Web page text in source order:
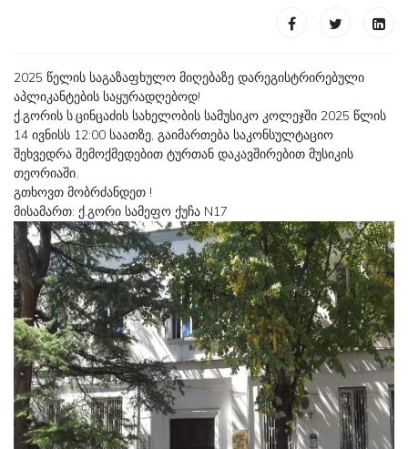
2025 წელის საგაზაფხულო მიღებაზე დარეგისტრირებული
აპლიკანტების საყურადღებოდ!
ქ.გორის ს.ცინცაძის სახელობის სამუსიკო კოლეჯში 2025 წლის
14 ივნისს 12:00 საათზე, გაიმართება საკონსულტაციო
შეხვედრა შემოქმედებით ტურთან დაკავშირებით მუსიკის
თეორიაში.
გთხოვთ მობრძანდეთ !
მისამართ: ქ.გორი სამეფო ქუჩა N17